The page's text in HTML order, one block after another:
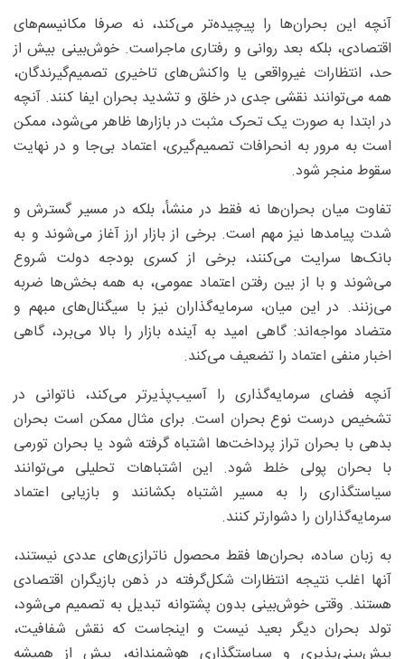
آنچه این بحران‌ها را پیچیده‌تر می‌کند، نه صرفا مکانیسم‌های
اقتصادی، بلکه بعد روانی و رفتاری ماجراست. خوش‌بینی بیش از
حد، انتظارات غیرواقعی یا واکنش‌های تاخیری تصمیم‌گیرندگان،
همه می‌توانند نقشی جدی در خلق و تشدید بحران ایفا کنند. آنچه
در ابتدا به ‌صورت یک تحرک مثبت در بازارها ظاهر می‌شود، ممکن
است به مرور به انحرافات تصمیم‌گیری، اعتماد بی‌جا و در نهایت
سقوط منجر شود.
تفاوت میان بحران‌ها نه‌ فقط در منشأ، بلکه در مسیر گسترش و
شدت پیامدها نیز مهم است. برخی از بازار ارز آغاز می‌شوند و به
بانک‌ها سرایت می‌کنند، برخی از کسری بودجه دولت شروع
می‌شوند و با از بین رفتن اعتماد عمومی، به همه بخش‌ها ضربه
می‌زنند. در این میان، سرمایه‌گذاران نیز با سیگنال‌های مبهم و
متضاد مواجه‌اند: گاهی امید به آینده بازار را بالا می‌برد، گاهی
اخبار منفی اعتماد را تضعیف می‌کند.
آنچه فضای سرمایه‌گذاری را آسیب‌پذیرتر می‌کند، ناتوانی در
تشخیص درست نوع بحران است. برای مثال ممکن است بحران
بدهی با بحران تراز پرداخت‌ها اشتباه گرفته شود یا بحران تورمی
با بحران پولی خلط شود. این اشتباهات تحلیلی می‌توانند
سیاستگذاری را به مسیر اشتباه بکشانند و بازیابی اعتماد
سرمایه‌گذاران را دشوارتر کنند.
به زبان ساده، بحران‌ها فقط محصول ناترازی‌های عددی نیستند،
آنها اغلب نتیجه انتظارات شکل‌گرفته در ذهن بازیگران اقتصادی‌
هستند. وقتی خوش‌بینی بدون پشتوانه تبدیل به تصمیم می‌شود،
تولد بحران دیگر بعید نیست و اینجاست که نقش شفافیت،